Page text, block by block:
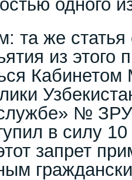
одного
та же
из этого
№
в силу
запрет